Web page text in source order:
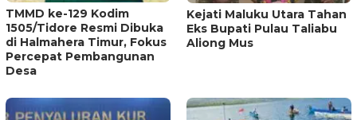
TMMD ke-129 Kodim
1505/Tidore Resmi Dibuka
di Halmahera Timur, Fokus
Percepat Pembangunan
Desa
Kejati Maluku Utara Tahan
Eks Bupati Pulau Taliabu
Aliong Mus